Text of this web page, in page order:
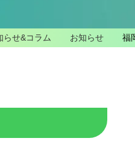
らせ&コラム お知らせ 福